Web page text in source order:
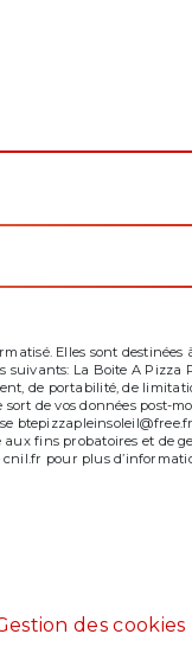
Elles sont destinées
La Boite A Pizza
de portabilité, de
de vos données post-
fins probatoires et de
cnil.fr pour plus
des cookies